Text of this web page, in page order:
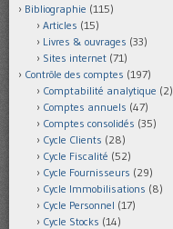
Bibliographie (115)
Articles (15)
Livres & ouvrages (33)
Sites internet (71)
Contrôle des comptes (197)
Comptabilité analytique (2)
Comptes annuels (47)
Comptes consolidés (35)
Cycle Clients (28)
Cycle Fiscalité (52)
Cycle Fournisseurs (29)
Cycle Immobilisations (8)
Cycle Personnel (17)
Cycle Stocks (14)